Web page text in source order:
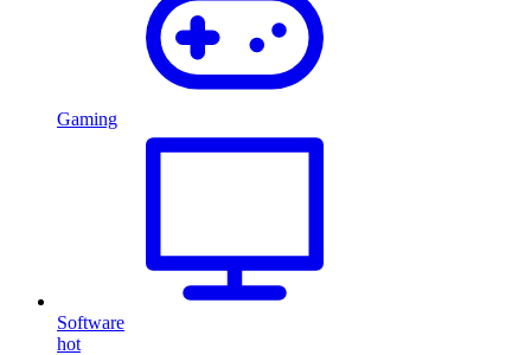
Gaming
Software
hot